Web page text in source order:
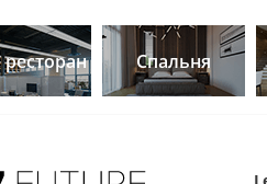
Спальня